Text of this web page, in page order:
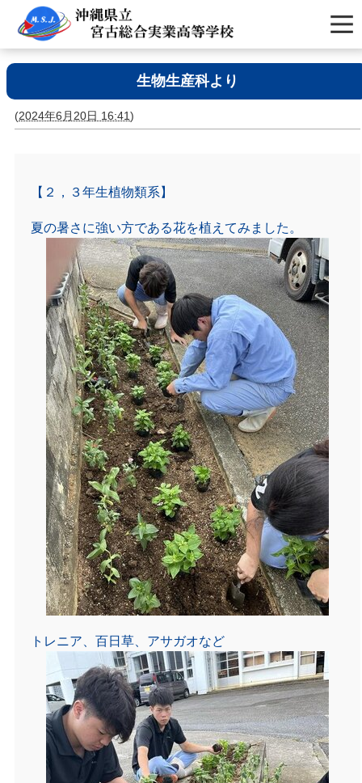
生物生産科より
(2024年6月20日 16:41)
【２，３年生植物類系】
夏の暑さに強い方である花を植えてみました。
トレニア、百日草、アサガオなど